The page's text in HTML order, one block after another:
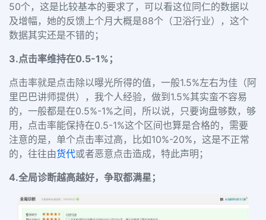
50个，这是比较基本的要求了，可以看这位同仁的数据以
及增幅，她的反馈上个月大概是88个（卫浴行业），这个
数据其实还是不错的；
3.点击率维持在0.5-1%；
点击率就是点击除以曝光所得的值，一般1.5%左右为佳（阿
里巴巴讲师提供），我个人经验，做到1.5%其实蛮不容易
的，一般都是在0.5%-1%之间，所以说，只要询盘够数，够
用，点击率能保持在0.5-1%这个区间也算是合格的，需要
注意的是，单个点击率过高，比如10%-20%，这是不正常
的，往往由货代或者恶意点击造成，特此声明；
4.全局诊断越高越好，争取都满星；